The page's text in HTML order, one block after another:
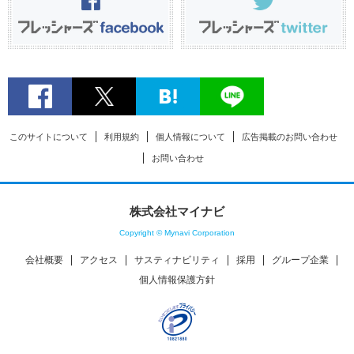
このサイトについて 利用規約 個人情報について 広告掲載のお問い合わせ
お問い合わせ
株式会社マイナビ
Copyright © Mynavi Corporation
会社概要 アクセス サスティナビリティ 採用
グループ企業
個人情報保護方針